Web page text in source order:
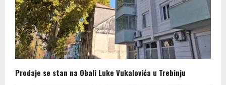
Prodaje se stan na Obali Luke Vukalovića u Trebinju